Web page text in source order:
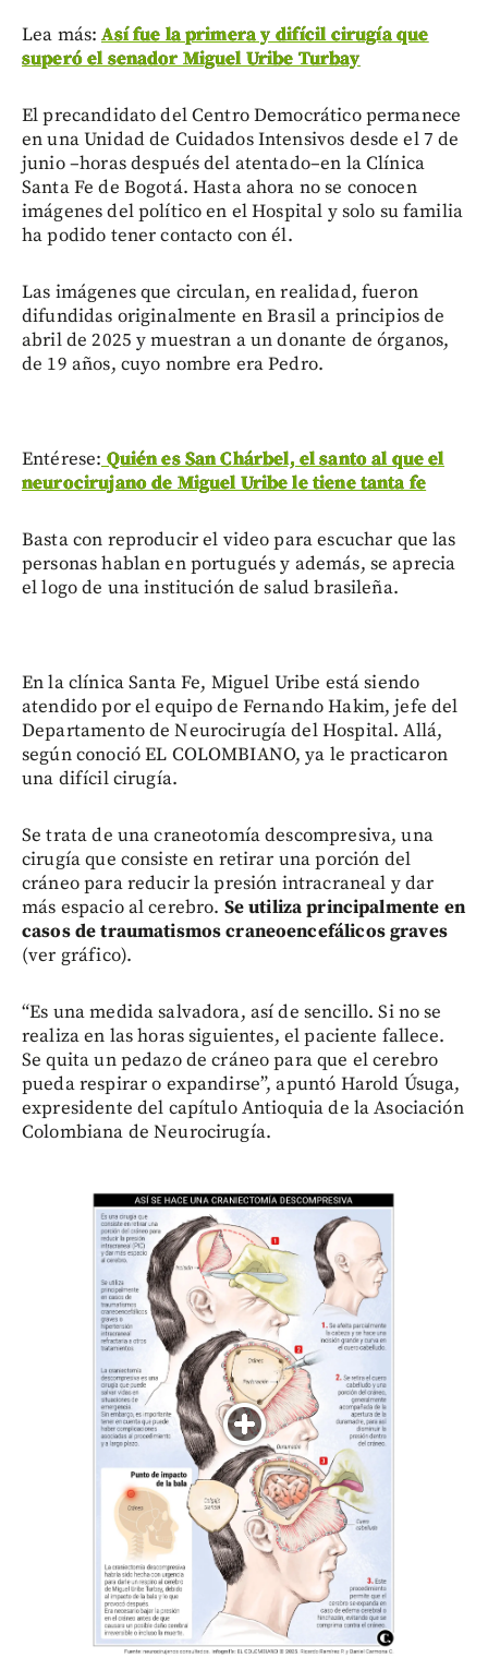
Lea más:Así fue la primera y difícil cirugía que
superó el senador Miguel Uribe Turbay
El precandidato del Centro Democrático permanece
en una Unidad de Cuidados Intensivos desde el 7 de
junio –horas después del atentado–en la Clínica
Santa Fe de Bogotá. Hasta ahora no se conocen
imágenes del político en el Hospital y solo su familia
ha podido tener contacto con él.
Las imágenes que circulan, en realidad, fueron
difundidas originalmente en Brasil a principios de
abril de 2025 y muestran a un donante de órganos,
de 19 años, cuyo nombre era Pedro.
Entérese: Quién es San Chárbel, el santo al que el
neurocirujano de Miguel Uribe le tiene tanta fe
Basta con reproducir el video para escuchar que las
personas hablan en portugués y además, se aprecia
el logo de una institución de salud brasileña.
En la clínica Santa Fe, Miguel Uribe está siendo
atendido por el equipo de Fernando Hakim, jefe del
Departamento de Neurocirugía del Hospital. Allá,
según conoció EL COLOMBIANO, ya le practicaron
una difícil cirugía.
Se trata de una craneotomía descompresiva, una
cirugía que consiste en retirar una porción del
cráneo para reducir la presión intracraneal y dar
más espacio al cerebro. Se utiliza principalmente en
casos de traumatismos craneoencefálicos graves
(ver gráfico).
“Es una medida salvadora, así de sencillo. Si no se
realiza en las horas siguientes, el paciente fallece.
Se quita un pedazo de cráneo para que el cerebro
pueda respirar o expandirse”, apuntó Harold Úsuga,
expresidente del capítulo Antioquia de la Asociación
Colombiana de Neurocirugía.